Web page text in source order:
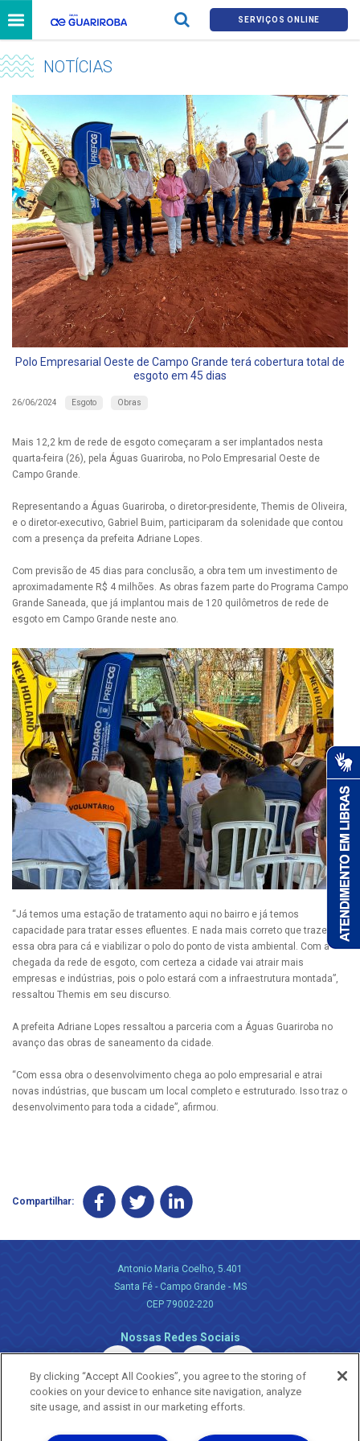
SERVIÇOS ONLINE
NOTÍCIAS
Polo Empresarial Oeste de Campo Grande terá cobertura total de
esgoto em 45 dias
26/06/2024 Esgoto Obras
Mais 12,2 km de rede de esgoto começaram a ser implantados nesta
quarta-feira (26), pela Águas Guariroba, no Polo Empresarial Oeste de
Campo Grande.
Representando a Águas Guariroba, o diretor-presidente, Themis de Oliveira,
e o diretor-executivo, Gabriel Buim, participaram da solenidade que contou
com a presença da prefeita Adriane Lopes.
Com previsão de 45 dias para conclusão, a obra tem um investimento de
aproximadamente R$ 4 milhões. As obras fazem parte do Programa Campo
Grande Saneada, que já implantou mais de 120 quilômetros de rede de
esgoto em Campo Grande neste ano.
“Já temos uma estação de tratamento aqui no bairro e já temos
capacidade para tratar esses efluentes. E nada mais correto que trazer
essa obra para cá e viabilizar o polo do ponto de vista ambiental. Com a
chegada da rede de esgoto, com certeza a cidade vai atrair mais
empresas e indústrias, pois o polo estará com a infraestrutura montada”,
ressaltou Themis em seu discurso.
A prefeita Adriane Lopes ressaltou a parceria com a Águas Guariroba no
avanço das obras de saneamento da cidade.
“Com essa obra o desenvolvimento chega ao polo empresarial e atrai
novas indústrias, que buscam um local completo e estruturado. Isso traz o
desenvolvimento para toda a cidade”, afirmou.
Compartilhar:
Antonio Maria Coelho, 5.401
Santa Fé - Campo Grande - MS
CEP 79002-220
Nossas Redes Sociais
By clicking “Accept All Cookies”, you agree to the storing of
cookies on your device to enhance site navigation, analyze
site usage, and assist in our marketing efforts.